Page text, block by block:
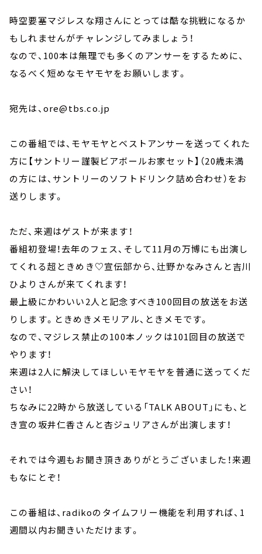
時空要塞マジレスな翔さんにとっては酷な挑戦になるか
もしれませんがチャレンジしてみましょう！
なので、100本は無理でも多くのアンサーをするために、
なるべく短めなモヤモヤをお願いします。
宛先は、ore@tbs.co.jp
この番組では、モヤモヤとベストアンサーを送ってくれた
方に【サントリー謹製ビアボールお家セット】（20歳未満
の方には、サントリーのソフトドリンク詰め合わせ）をお
送りします。
ただ、来週はゲストが来ます！
番組初登場！去年のフェス、そして11月の万博にも出演し
てくれる超ときめき♡宣伝部から、辻野かなみさんと吉川
ひよりさんが来てくれます！
最上級にかわいい2人と記念すべき100回目の放送をお送
りします。ときめきメモリアル、ときメモです。
なので、マジレス禁止の100本ノックは101回目の放送で
やります！
来週は2人に解決してほしいモヤモヤを普通に送ってくだ
さい！
ちなみに22時から放送している「TALK ABOUT」にも、と
き宣の坂井仁香さんと杏ジュリアさんが出演します！
それでは今週もお聞き頂きありがとうございました！来週
もなにとぞ！
この番組は、radikoのタイムフリー機能を利用すれば、1
週間以内お聞きいただけます。